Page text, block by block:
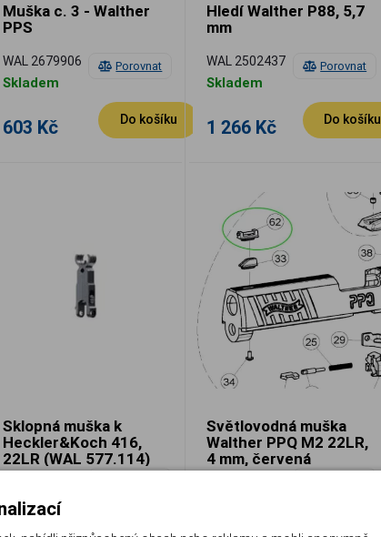
Porovnat
Muška c. 3 - Walther
PPS
WAL 2679906
Skladem
603 Kč Do košíku
Porovnat
Hledí Walther P88, 5,7
mm
WAL 2502437
Skladem
1 266 Kč Do košíku
Sklopná muška k
Heckler&Koch 416,
22LR (WAL 577.114)
WAL 577.106
Skladem
Světlovodná muška
Walther PPQ M2 22LR,
4 mm, červená
WAL 510.701.02